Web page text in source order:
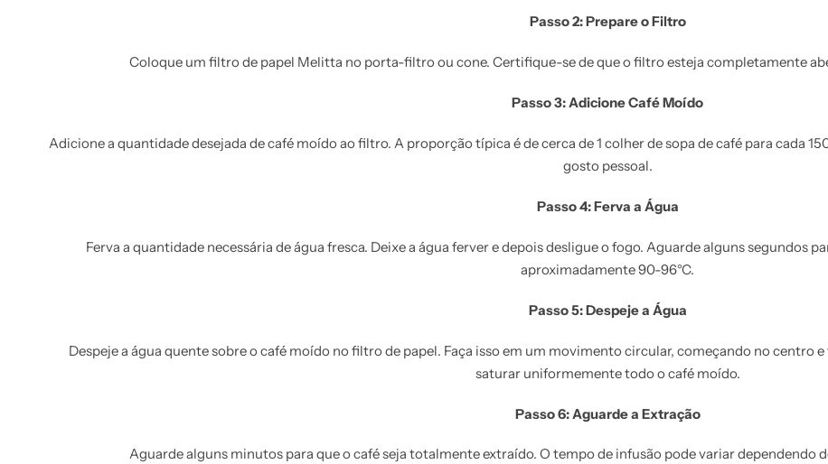
Passo 2: Prepare o Filtro
Coloque um filtro de papel Melitta no porta-filtro ou cone. Certifique-se de que o filtro esteja completamente
Passo 3: Adicione Café Moído
Adicione a quantidade desejada de café moído ao filtro. A proporção típica é de cerca de 1 colher de sopa de café para cada
gosto pessoal.
Passo 4: Ferva a Água
Ferva a quantidade necessária de água fresca. Deixe a água ferver e depois desligue o fogo. Aguarde alguns segundos
aproximadamente 90-96°C.
Passo 5: Despeje a Água
Despeje a água quente sobre o café moído no filtro de papel. Faça isso em um movimento circular, começando no centro
saturar uniformemente todo o café moído.
Passo 6: Aguarde a Extração
Aguarde alguns minutos para que o café seja totalmente extraído. O tempo de infusão pode variar dependendo